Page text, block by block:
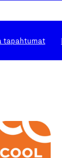
tapahtumat